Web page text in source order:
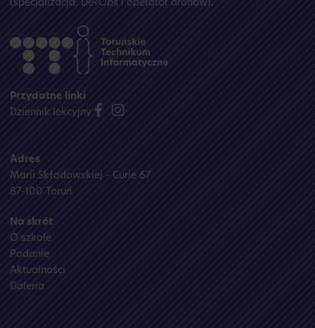
(specjalizacja: DevOps i operator dronów).
Przydatne linki
Dziennik lekcyjny
Adres
Marii Skłodowskiej - Curie 67
87-100 Toruń
Na skrót
O szkole
Podanie
Aktualności
Galeria